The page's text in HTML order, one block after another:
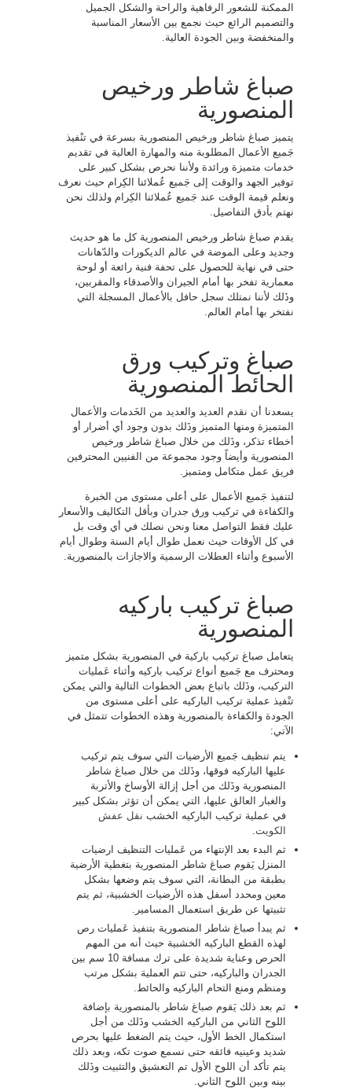
الممكنة للشعور الرفاهية والراحة والشكل الجميل
والتصميم الرائع حيث نجمع بين الأسعار المناسبة
والمنخفضة وبين الجودة العالية.
صباغ شاطر ورخيص
المنصورية
يتميز صباغ شاطر ورخيص المنصورية بسرعة في تنْفيذ
جَميع الأعمال المطلوبة منه والمهارة العالية في تقديم
خدمات متميزة ورائدة ولأننا نحرص بشكل كبير على
توفير الجهد والوقت إلى جَميع عُملائنا الكِرام حيث نعرف
ونعلم قيمة الوقت عند جَميع عُملائنا الكِرام ولذلك نحن
نهتم بأدق التفاصيل.
يقدم صباغ شاطر ورخيص المنصورية كل ما هو حديث
وجديد وعلى الموضة في عالم الديكورات والدّهانات
حتى في نهاية للحصول على تحفة فنية رائعة أو لوحة
معمارية تفخر بها أمام الجيران والأصدقاء والمقربين،
وذَلك لأننا نمتلك سجل حافل بالأعمال المسجلة التي
نفتخر بها أمام العالم.
صباغ وتركيب ورق
الحائط المنصورية
يسعدنا أن نقدم العديد والعديد من الخَدمات والأعمال
المتميزة ومنها المتميز وذَلك بدون وجود أي أضرار أو
أخطاء تذكر، وذَلك من خلال صباغ شاطر ورخيص
المنصورية وأيضاً وجود مجموعة من الفنيين المحترفين
فريق عمل متكامل ومتميز.
لتنفيذ جَميع الأعمال على أعلى مستوى من الخبرة
والكفاءة في تركيب ورق جدران وبأقل التكاليف والأسعار
عليك فقط التواصل معنا ونحن نصلك في أي وقت بل
في كل الأوقات حيث نعمل طوال أيام السنة وطوال أيام
الأسبوع وأثناء العطلات الرسمية والاجازات بالمنصورية.
صباغ تركيب باركيه
المنصورية
يتعامل صباغ تركيب باركية في المنصورية بشكل متميز
ومحترف مع جَميع أنواع تركيب باركيه وأثناء عَمليات
التركيب، وذَلك باتباع بعض الخطوات التالية والتي يمكن
تنْفيذ عملية تركيب الباركيه على أعلى مستوى من
الجودة والكفاءة بالمنصورية وهذه الخطوات تتمثل في
الآتي:
يتم تنظيف جَميع الأرضيات التي سوف يتم تركيب
عليها الباركيه فوقها، وذَلك من خلال صباغ شاطر
المنصورية وذَلك من أجل إزالة الأوساخ والأتربة
والغبار العالق عليها، التي يمكن أن تؤثر بشكل كبير
في عملية تركيب الباركيه الخشب نقل عفش
الكويت
ثم البدء بعد الإنتهاء من عَمليات التنظيف ارضيات
المنزل يَقوم صباغ شاطر المنصورية بتغطية الأرضية
بطبقة من البطانة، التي سوف يتم وضعها بشكل
معين ومحدد أسفل هذه الأرضيات الخشبية، ثم يتم
تثبيتها عن طريق استعمال المسامير.
ثم يبدأ صباغ شاطر المنصورية بتنفيذ عَمليات رص
لهذه القطع الباركيه الخشبية حيث أنه من المهم
الحرص وعناية شديدة على ترك مسافة 10 سم بين
الجدران والباركيه، حتى تتم العملية بشكل مرتب
ومنظم ومنع التحام الباركيه والحائط.
ثم بعد ذلك يَقوم صباغ شاطر بالمنصورية بإضافة
اللوح الثاني من الباركيه الخشب وذَلك من أجل
استكمال الخط الأول، حيث يتم الضغط عليها بحرص
شديد وعينيه فائقه حتى نسمع صوت تكه، وبعد ذلك
يتم تأكد أن اللوح الأول تم التعشيق والتثبيت وذَلك
بينه وبين اللوح الثاني.